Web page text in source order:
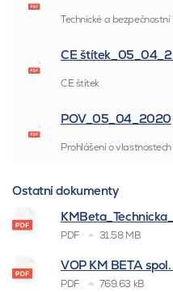
Technické a bezpečnostní
CE
CE štítek
POV_05_04_2020
Prohlášení o vlastnostech
Ostatní dokumenty
PDF 31.58 MB
VOP KM BETA
PDF 769.63 kB